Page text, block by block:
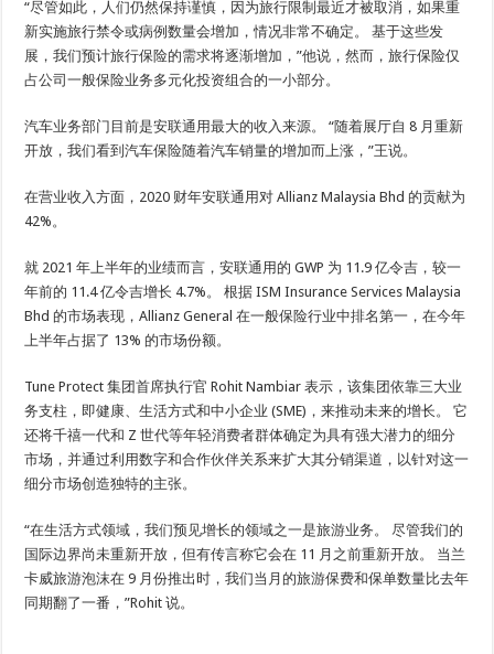
“尽管如此，人们仍然保持谨慎，因为旅行限制最近才被取消，如果重
新实施旅行禁令或病例数量会增加，情况非常不确定。 基于这些发
展，我们预计旅行保险的需求将逐渐增加，”他说，然而，旅行保险仅
占公司一般保险业务多元化投资组合的一小部分。
汽车业务部门目前是安联通用最大的收入来源。 “随着展厅自 8 月重新
开放，我们看到汽车保险随着汽车销量的增加而上涨，”王说。
在营业收入方面，2020 财年安联通用对 Allianz Malaysia Bhd 的贡献为
42%。
就 2021 年上半年的业绩而言，安联通用的 GWP 为 11.9 亿令吉，较一
年前的 11.4 亿令吉增长 4.7%。 根据 ISM Insurance Services Malaysia
Bhd 的市场表现，Allianz General 在一般保险行业中排名第一，在今年
上半年占据了 13% 的市场份额。
Tune Protect 集团首席执行官 Rohit Nambiar 表示，该集团依靠三大业
务支柱，即健康、生活方式和中小企业 (SME)，来推动未来的增长。 它
还将千禧一代和 Z 世代等年轻消费者群体确定为具有强大潜力的细分
市场，并通过利用数字和合作伙伴关系来扩大其分销渠道，以针对这一
细分市场创造独特的主张。
“在生活方式领域，我们预见增长的领域之一是旅游业务。 尽管我们的
国际边界尚未重新开放，但有传言称它会在 11 月之前重新开放。 当兰
卡威旅游泡沫在 9 月份推出时，我们当月的旅游保费和保单数量比去年
同期翻了一番，”Rohit 说。